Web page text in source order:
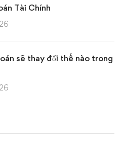
Tài Chính
sẽ thay đổi thế nào trong